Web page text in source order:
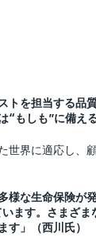
トを担当する
もしも”に備え
世界に適応し
様な生命保険
ます。さまざ
す」（西川氏）